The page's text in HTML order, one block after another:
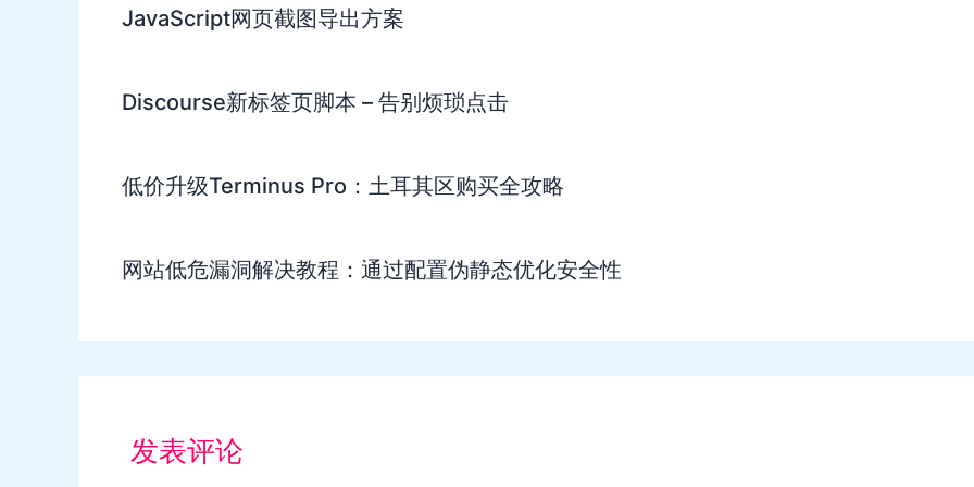
JavaScript网页截图导出方案
Discourse新标签页脚本 – 告别烦琐点击
低价升级Terminus Pro：土耳其区购买全攻略
网站低危漏洞解决教程：通过配置伪静态优化安全性
发表评论